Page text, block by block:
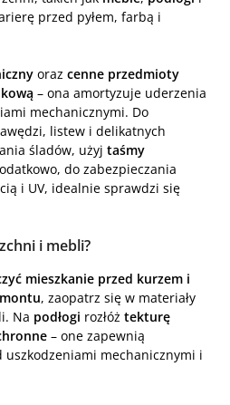
przed pyłem, farbą i
oraz cenne przedmioty
– ona amortyzuje uderzenia
mechanicznymi. Do
listew i delikatnych
śladów, użyj taśmy
do zabezpieczania
i UV, idealnie sprawdzi się
i mebli?
mieszkanie przed kurzem i
, zaopatrz się w materiały
Na podłogi rozłóż tekturę
– one zapewnią
uszkodzeniami mechanicznymi i